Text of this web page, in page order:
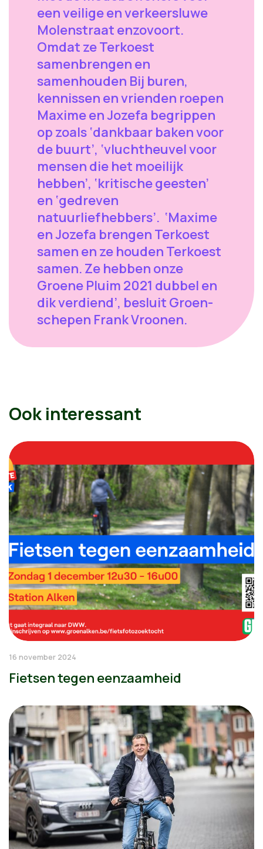
een veilige en verkeersluwe
Molenstraat enzovoort.
Omdat ze Terkoest
samenbrengen en
samenhouden Bij buren,
kennissen en vrienden roepen
Maxime en Jozefa begrippen
op zoals ‘dankbaar baken voor
de buurt’, ‘vluchtheuvel voor
mensen die het moeilijk
hebben’, ‘kritische geesten’
en ‘gedreven
natuurliefhebbers’. ‘Maxime
en Jozefa brengen Terkoest
samen en ze houden Terkoest
samen. Ze hebben onze
Groene Pluim 2021 dubbel en
dik verdiend’, besluit Groen-
schepen Frank Vroonen.
Ook interessant
16 november 2024
Fietsen tegen eenzaamheid